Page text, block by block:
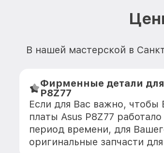
В нашей мастерской в
Фирменные детали
P8Z77
Если для Вас важно,
платы Asus P8Z77
период времени, для
оригинальные запчасти